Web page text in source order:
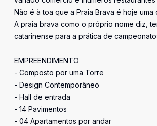
Não é à toa que a Praia Brava é hoje
A praia brava como o próprio nome diz,
catarinense para a prática de
EMPREENDIMENTO
- Composto por uma Torre
- Design Contemporâneo
- Hall de entrada
- 14 Pavimentos
- 04 Apartamentos por andar